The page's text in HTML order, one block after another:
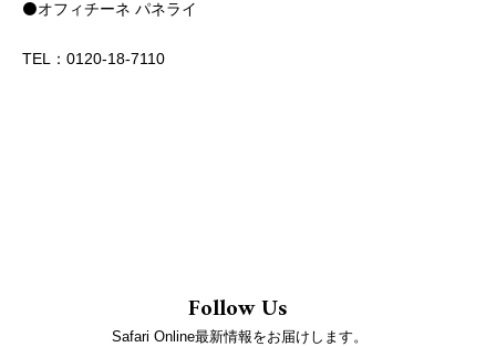
⚫️オフィチーネ パネライ
TEL：0120-18-7110
Follow Us
Safari Online最新情報をお届けします。